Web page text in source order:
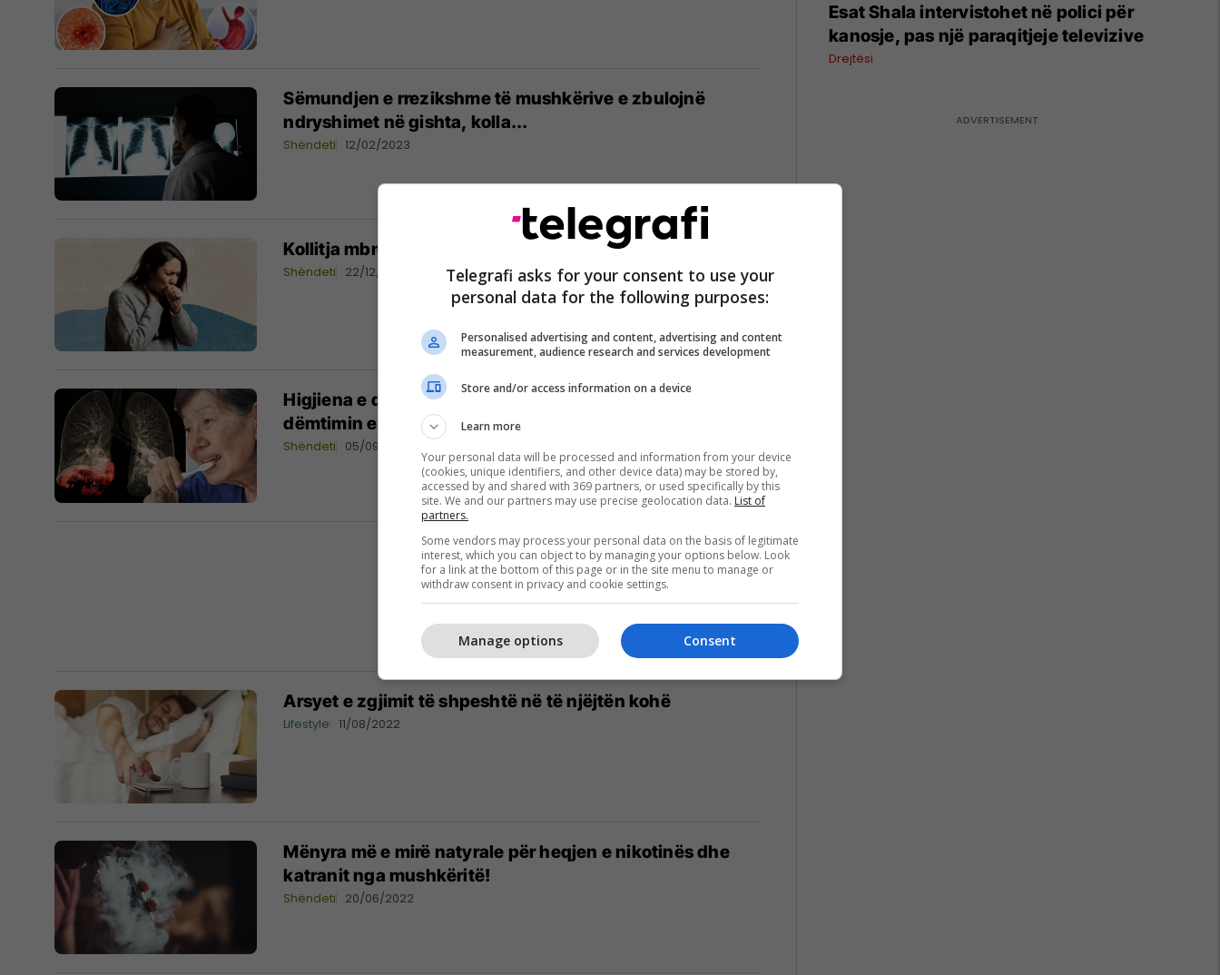
Sëmundjen e rrezikshme të mushkërive e zbulojnë
ndryshimet në gishta, kolla...
Shëndeti 12/02/2023
Kollitja mbron mushkëritë
Shëndeti 22/12/2022
Higjiena e dobët e dhëmbëve mund t'ju rrezikojë
dëmtimin e mushkërive, paralajmëron eksperti
Shëndeti 05/09/2022
Arsyet e zgjimit të shpeshtë në të njëjtën kohë
Lifestyle 11/08/2022
Mënyra më e mirë natyrale për heqjen e nikotinës dhe
katranit nga mushkëritë!
Shëndeti 20/06/2022
Esat Shala intervistohet në polici për
kanosje, pas një paraqitjeje televizive
Drejtësi
Telegrafi asks for your consent to use your
personal data for the following purposes:
Personalised advertising and content, advertising and content
measurement, audience research and services development
Store and/or access information on a device
Learn more
Your personal data will be processed and information from your device
(cookies, unique identifiers, and other device data) may be stored by,
accessed by and shared with 369 partners, or used specifically by this
site. We and our partners may use precise geolocation data. List of
partners.
Some vendors may process your personal data on the basis of legitimate
interest, which you can object to by managing your options below. Look
for a link at the bottom of this page or in the site menu to manage or
withdraw consent in privacy and cookie settings.
Consent
Manage options